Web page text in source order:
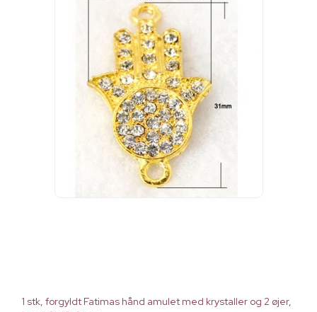
1 stk, forgyldt Fatimas hånd amulet med krystaller og 2 øjer,